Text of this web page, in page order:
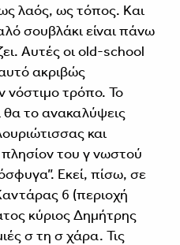
λαός, ως τόπος. Και
σουβλάκι είναι πάνω
Αυτές οι old-school
ακριβώς
νόστιμο τρόπο. Το
θα το ανακαλύψεις
και
πλησίον του γ νωστού
Εκεί, πίσω, σε
6 (περιοχή
κύριος Δημήτρης
σ τη σ χάρα. Τις